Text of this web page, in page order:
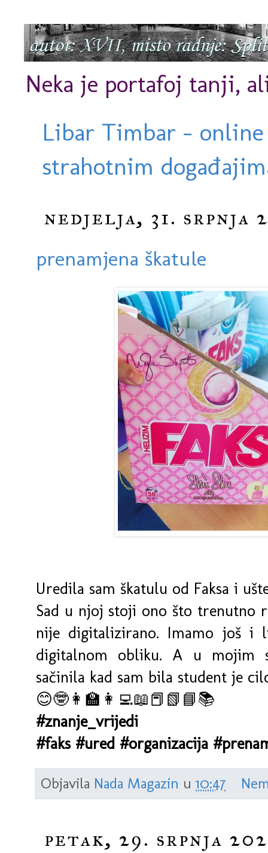
Neka je portafoj tanji,
Libar Timbar -
strahotnim
nedjelja, 31. srpnja
prenamjena škatule
Uredila sam škatulu od Faksa i
Sad u njoj stoji ono što trenutno
nije digitalizirano. Imamo još
digitalnom obliku. A u mojim
sačinila kad sam bila student je
😊🤓👩‍🏫👩‍💻📖📕📗📘📚
#znanje_vrijedi
#faks #ured #organizacija
Objavila Nada Magazin u 10:47
petak, 29. srpnja